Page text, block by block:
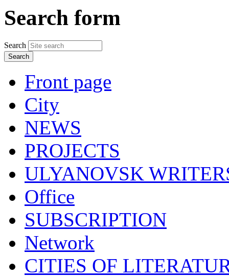
Search form
Search
Front page
City
NEWS
PROJECTS
ULYANOVSK
Office
SUBSСRIPTION
Network
CITIES OF